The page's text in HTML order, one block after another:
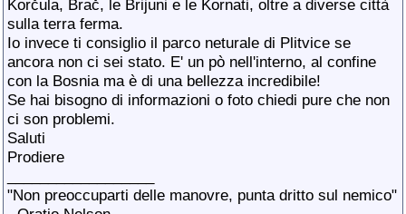
Korčula, Brač, le Brijuni e le Kornati, oltre a diverse città
sulla terra ferma.
Io invece ti consiglio il parco neturale di Plitvice se
ancora non ci sei stato. E' un pò nell'interno, al confine
con la Bosnia ma è di una bellezza incredibile!
Se hai bisogno di informazioni o foto chiedi pure che non
ci son problemi.
Saluti
Prodiere
"Non preoccuparti delle manovre, punta dritto sul nemico"